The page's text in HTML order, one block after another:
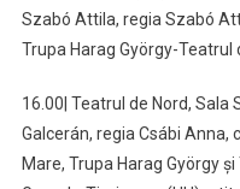
Szabó Attila, regia Szabó
Trupa Harag György-Teatrul
16.00| Teatrul de Nord, Sala
Galcerán, regia Csábi Anna,
Mare, Trupa Harag György